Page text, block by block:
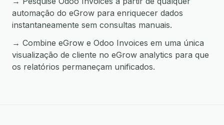
automação do eGrow para enriquecer dados
instantaneamente sem consultas manuais.
→ Combine eGrow e Odoo Invoices em uma única
visualização de cliente no eGrow analytics para que
os relatórios permaneçam unificados.